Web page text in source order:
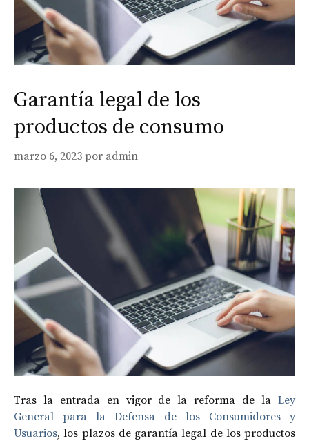
Garantía legal de los
productos de consumo
marzo 6, 2023 por admin
Tras la entrada en vigor de la reforma de la Ley
General para la Defensa de los Consumidores y
Usuarios, los plazos de garantía legal de los productos